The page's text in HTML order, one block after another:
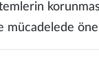
mücadelede